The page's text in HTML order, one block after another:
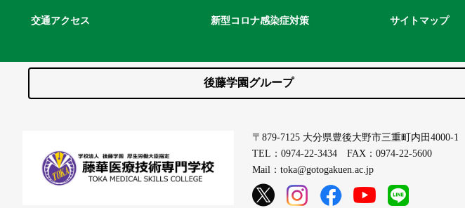
交通アクセス 新型コロナ感染症対策 サイトマップ
後藤学園グループ
〒879-7125 大分県豊後大野市三重町内田4000-1
TEL：0974-22-3434 FAX：0974-22-5600
Mail：toka@gotogakuen.ac.jp